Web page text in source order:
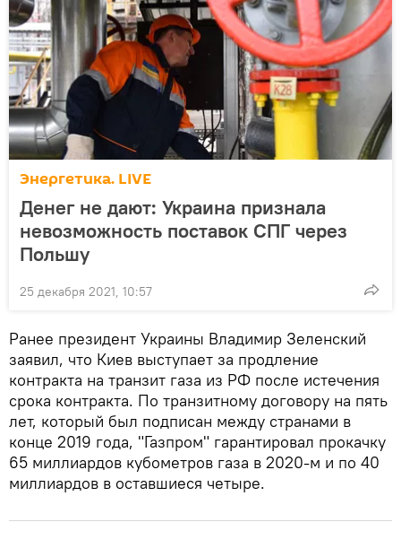
Энергетика. LIVE
Денег не дают: Украина признала
невозможность поставок СПГ через
Польшу
25 декабря 2021, 10:57
Ранее президент Украины Владимир Зеленский
заявил, что Киев выступает за продление
контракта на транзит газа из РФ после истечения
срока контракта. По транзитному договору на пять
лет, который был подписан между странами в
конце 2019 года, "Газпром" гарантировал прокачку
65 миллиардов кубометров газа в 2020-м и по 40
миллиардов в оставшиеся четыре.